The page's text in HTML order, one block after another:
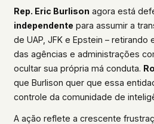
Rep. Eric Burlisonagora está
independente para assumir a
de UAP, JFK e Epstein –
das agências e administrações
ocultar sua própria má conduta.
que Burlison quer que essa
controle da comunidade de
A ação reflete a crescente